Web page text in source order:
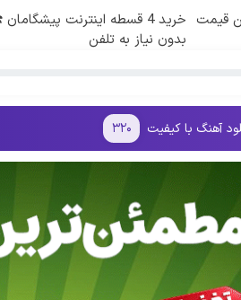
قیمت
خرید 4 قسطه اینترنت
بدون نیاز به تلفن
آهنگ با کیفیت ۳۲۰